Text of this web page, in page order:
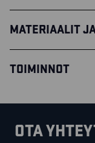
MATERIAALIT
TOIMINNOT
OTA